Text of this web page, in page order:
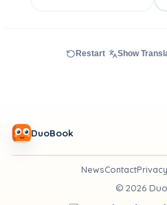
Restart Show
DuoBook
NewsContactPrivacy
© 2026